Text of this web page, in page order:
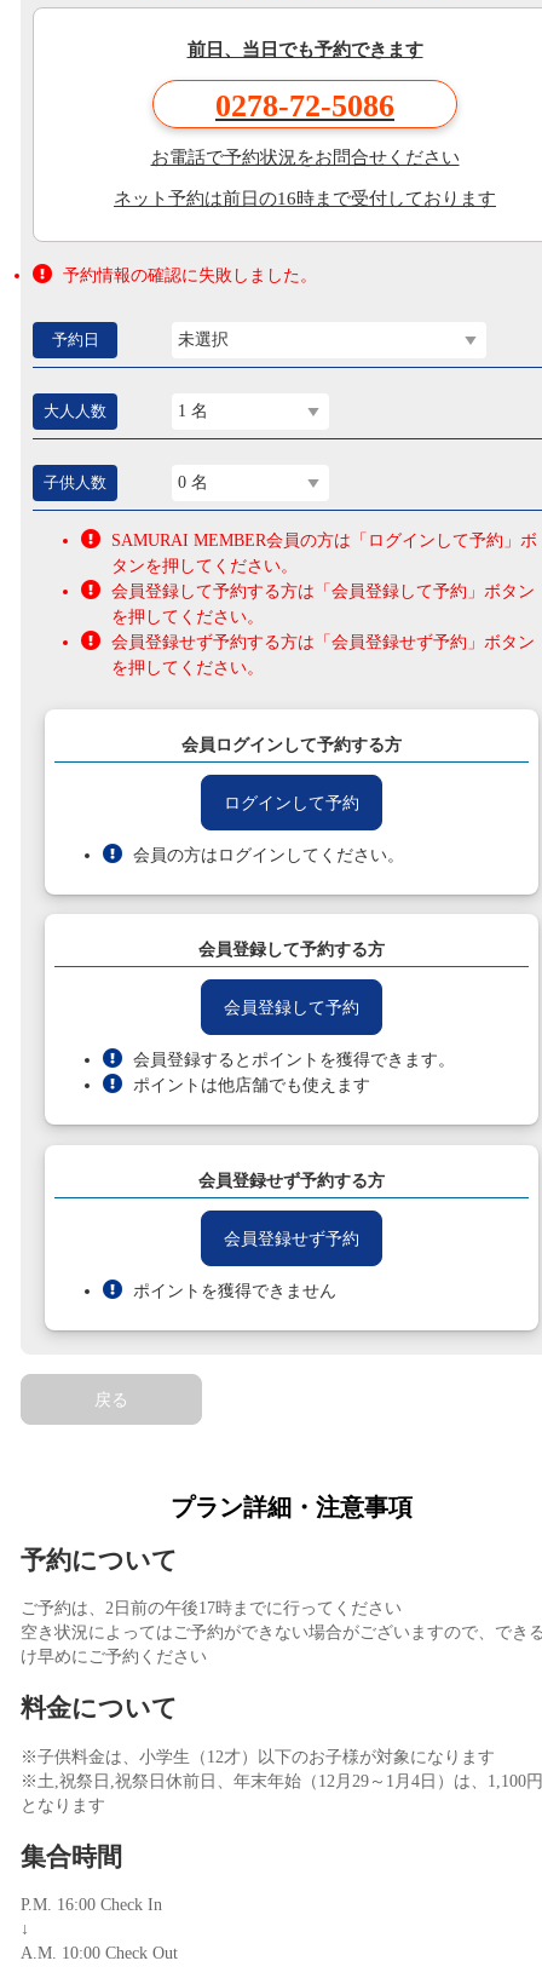
前日、当日でも予約できます
0278-72-5086
お電話で予約状況をお問合せください
ネット予約は前日の16時まで受付しております
予約情報の確認に失敗しました。
予約日 未選択
大人人数 1 名
子供人数 0 名
SAMURAI MEMBER会員の方は「ログインして予約」ボ
タンを押してください。
会員登録して予約する方は「会員登録して予約」ボタン
を押してください。
会員登録せず予約する方は「会員登録せず予約」ボタン
を押してください。
会員ログインして予約する方
ログインして予約
会員の方はログインしてください。
会員登録して予約する方
会員登録して予約
会員登録するとポイントを獲得できます。
ポイントは他店舗でも使えます
会員登録せず予約する方
会員登録せず予約
ポイントを獲得できません
戻る
プラン詳細・注意事項
予約について
ご予約は、2日前の午後17時までに行ってください
空き状況によってはご予約ができない場合がございますので、でき
け早めにご予約ください
料金について
※子供料金は、小学生（12才）以下のお子様が対象になります
※土,祝祭日,祝祭日休前日、年末年始（12月29～1月4日）は、1,100
となります
集合時間
P.M. 16:00 Check In
↓
A.M. 10:00 Check Out